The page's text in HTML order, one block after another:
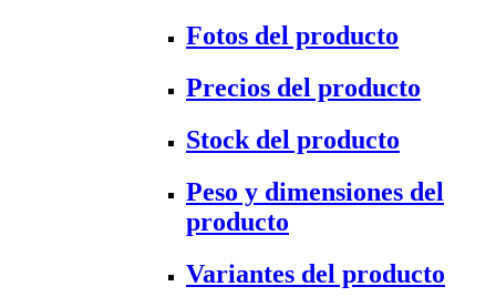
Fotos del producto
Precios del producto
Stock del producto
Peso y dimensiones del
producto
Variantes del producto